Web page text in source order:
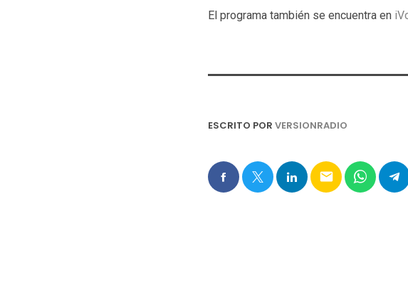
El programa también se encuentra en
ESCRITO POR VERSIONRADIO
email